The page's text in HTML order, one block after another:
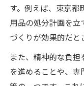
す。例えば、東京都
用品の処分計画を
づくりが効果的だと
また、精神的な負
を進めることや、